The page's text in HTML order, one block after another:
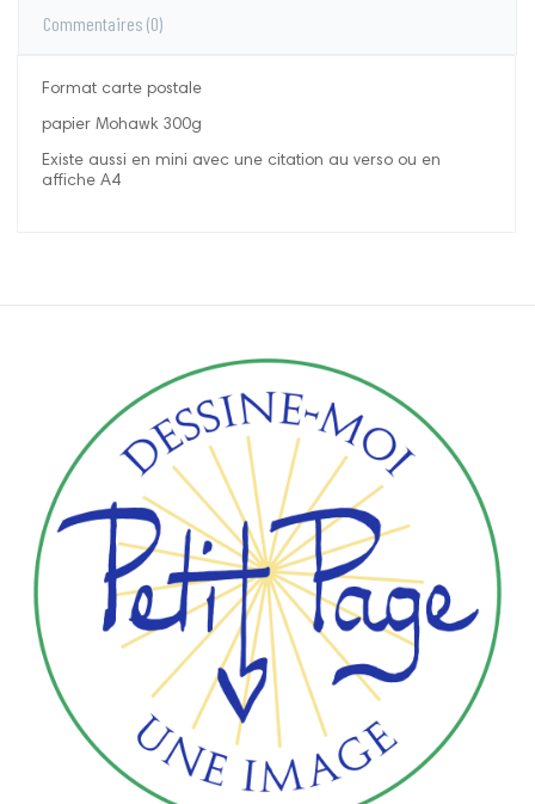
Commentaires (0)
Format carte postale
papier Mohawk 300g
Existe aussi en mini avec une citation au verso ou en
affiche A4